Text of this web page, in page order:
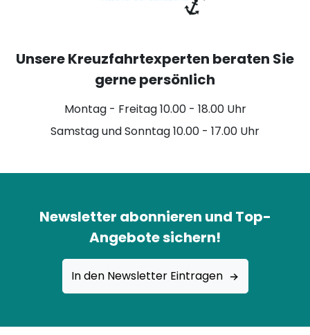
Unsere Kreuzfahrtexperten beraten Sie
gerne persönlich
Montag - Freitag 10.00 - 18.00 Uhr
Samstag und Sonntag 10.00 - 17.00 Uhr
Newsletter abonnieren und Top-
Angebote sichern!
In den Newsletter Eintragen